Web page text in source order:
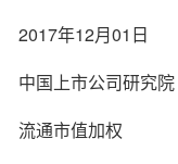
2017年12月01日
中国上市公司研究院
流通市值加权